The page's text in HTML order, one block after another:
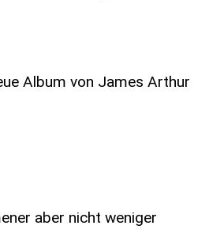
Album von James Arthur
aber nicht weniger